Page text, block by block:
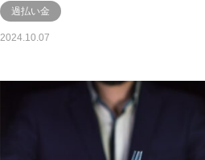
過払い金
2024.10.07